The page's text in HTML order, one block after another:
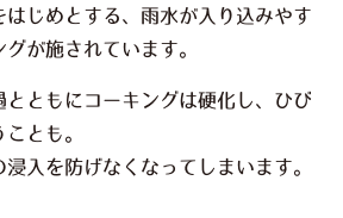
はじめとする、雨水が入り込みやす
が施されています。
とともにコーキングは硬化し、ひび
とも。
入を防げなくなってしまいます。